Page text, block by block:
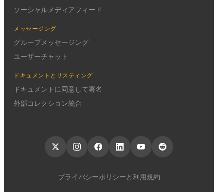
ソーシャルメディアフィード
メッセージング
グループメッセージング
ユーザーチャット
ドキュメントとリスティング
ドキュメントに同意して署名
外部コレクション統合
プライバシーポリシーと利用規約